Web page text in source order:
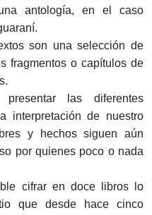
antología, en el caso
son una selección de
fragmentos o capítulos de
las diferentes
interpretación de nuestro
y hechos siguen aún
por quienes poco o nada
cifrar en doce libros lo
que desde hace cinco